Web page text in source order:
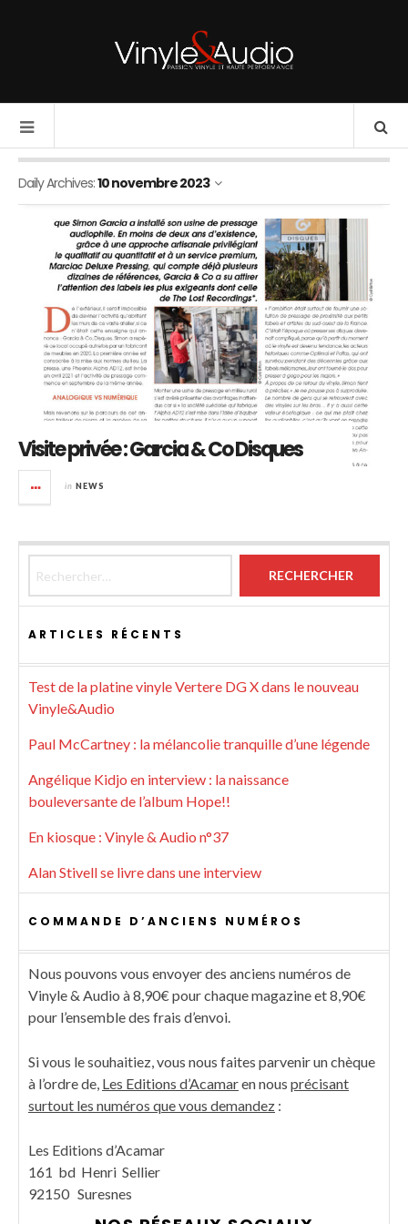
Daily Archives:10 novembre 2023
Visite privée : Garcia & Co Disques
in NEWS
ARTICLES RÉCENTS
Test de la platine vinyle Vertere DG X dans le nouveau
Vinyle&Audio
Paul McCartney : la mélancolie tranquille d’une légende
Angélique Kidjo en interview : la naissance
bouleversante de l’album Hope!!
En kiosque : Vinyle & Audio n°37
Alan Stivell se livre dans une interview
COMMANDE D’ANCIENS NUMÉROS
Nous pouvons vous envoyer des anciens numéros de
Vinyle & Audio à 8,90€ pour chaque magazine et 8,90€
pour l’ensemble des frais d’envoi.
Si vous le souhaitiez, vous nous faites parvenir un chèque
à l’ordre de, Les Editions d’Acamaren nous précisant
surtout les numéros que vous demandez :
Les Editions d’Acamar
161 bd Henri Sellier
92150 Suresnes